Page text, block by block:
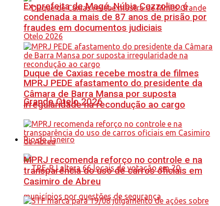
Duque de Caxias recebe mostra de filmes
Grande Otelo 2026
Rio de Janeiro
Ex-prefeita de Magé, Núbia Cozzolino é
condenada a mais de 87 anos de prisão por
fraudes em documentos judiciais
MPRJ PEDE afastamento do presidente da
Câmara de Barra Mansa por suposta
irregularidade na recondução ao cargo
MPRJ recomenda reforço no controle e na
transparência do uso de carros oficiais em
Casimiro de Abreu